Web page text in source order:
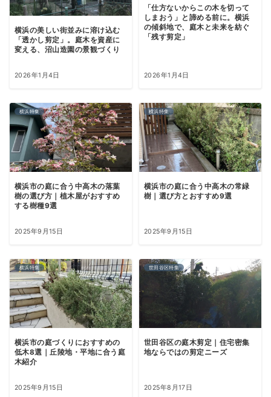
横浜の美しい街並みに溶け込む
「透かし剪定」。庭木を資産に
変える、沼山造園の景観づくり
2026年1月4日
「仕方ないからこの木を切って
しまおう」と諦める前に。横浜
の傾斜地で、庭木と未来を紡ぐ
「残す剪定」
2026年1月4日
横浜特集
横浜市の庭に合う中高木の落葉
樹の選び方｜植木屋がおすすめ
する樹種9選
2025年9月15日
横浜特集
横浜市の庭に合う中高木の常緑
樹｜選び方とおすすめ9選
2025年9月15日
横浜特集
横浜市の庭づくりにおすすめの
低木8選｜丘陵地・平地に合う庭
木紹介
2025年9月15日
世田谷区特集
世田谷区の庭木剪定｜住宅密集
地ならではの剪定ニーズ
2025年8月17日